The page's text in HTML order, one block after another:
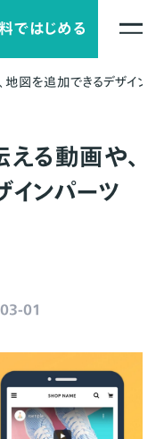
ではじめる
図を追加できるデザイン
る動画や、
ンパーツ
01